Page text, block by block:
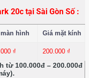
20c tại Sài Gòn Số :
hình Giá mặt kính
₫ 200.000 ₫
từ 100.000đ – 200.000đ